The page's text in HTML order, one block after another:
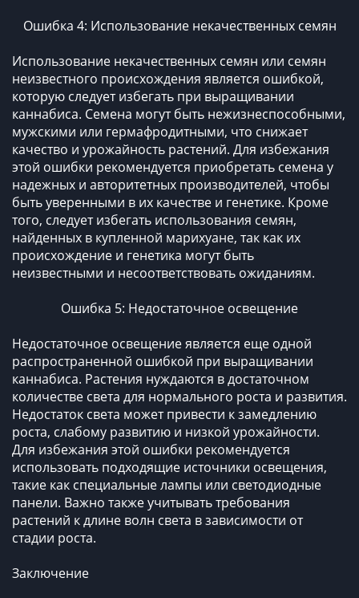
Ошибка 4: Использование некачественных семян
Использование некачественных семян или семян
неизвестного происхождения является ошибкой,
которую следует избегать при выращивании
каннабиса. Семена могут быть нежизнеспособными,
мужскими или гермафродитными, что снижает
качество и урожайность растений. Для избежания
этой ошибки рекомендуется приобретать семена у
надежных и авторитетных производителей, чтобы
быть уверенными в их качестве и генетике. Кроме
того, следует избегать использования семян,
найденных в купленной марихуане, так как их
происхождение и генетика могут быть
неизвестными и несоответствовать ожиданиям.
Ошибка 5: Недостаточное освещение
Недостаточное освещение является еще одной
распространенной ошибкой при выращивании
каннабиса. Растения нуждаются в достаточном
количестве света для нормального роста и развития.
Недостаток света может привести к замедлению
роста, слабому развитию и низкой урожайности.
Для избежания этой ошибки рекомендуется
использовать подходящие источники освещения,
такие как специальные лампы или светодиодные
панели. Важно также учитывать требования
растений к длине волн света в зависимости от
стадии роста.
Заключение